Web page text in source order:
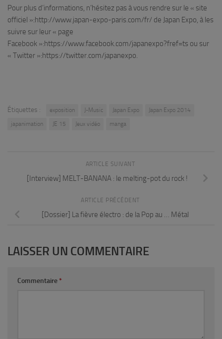
Pour plus d’informations, n’hésitez pas à vous rendre sur le « site
officiel »:http://www.japan-expo-paris.com/fr/ de Japan Expo, à les
suivre sur leur « page
Facebook »:https://www.facebook.com/japanexpo?fref=ts ou sur
« Twitter »:https://twitter.com/japanexpo.
Étiquettes : exposition J-Music Japan Expo
Japan Expo 2014
japanimation
JE 15 Jeux vidéo manga
ARTICLE SUIVANT
[Interview] MELT-BANANA : le melting-pot du rock !
ARTICLE PRÉCÉDENT
[Dossier] La fièvre électro : de la Pop au … Métal
LAISSER UN COMMENTAIRE
Commentaire *